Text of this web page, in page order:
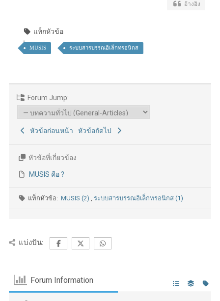
อ้างอิง
แท็กหัวข้อ
MUSIS ระบบสารบรรณอิเล็กทรอนิกส
Forum Jump:
หัวข้อก่อนหน้า หัวข้อถัดไป
หัวข้อที่เกี่ยวข้อง
MUSIS คือ ?
แท็กหัวข้อ:MUSIS (2), ระบบสารบรรณอิเล็กทรอนิกส (1)
แบ่งปัน:
Forum Information